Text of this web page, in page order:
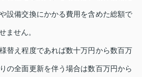
設備交換にかかる費用を含めた総額で
ません。
替え程度であれば数十万円から数百万
の全面更新を伴う場合は数百万円から